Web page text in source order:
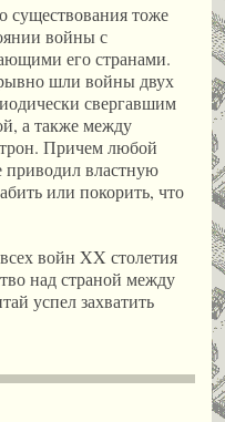
существования тоже
войны с
его странами.
шли войны двух
свергавшим
а также между
Причем любой
приводил властную
или покорить, что
войн XX столетия
над страной между
успел захватить